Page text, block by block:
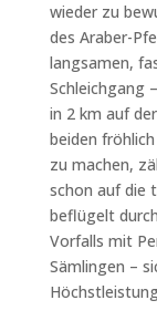
wieder zu
des Araber-
langsamen,
Schleichgang
in 2 km auf
beiden
zu machen,
schon auf die
beflügelt
Vorfalls mit
Sämlingen –